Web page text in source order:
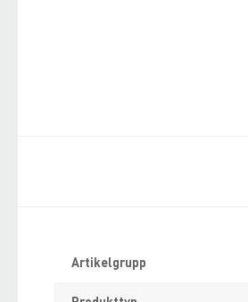
Artikelgrupp